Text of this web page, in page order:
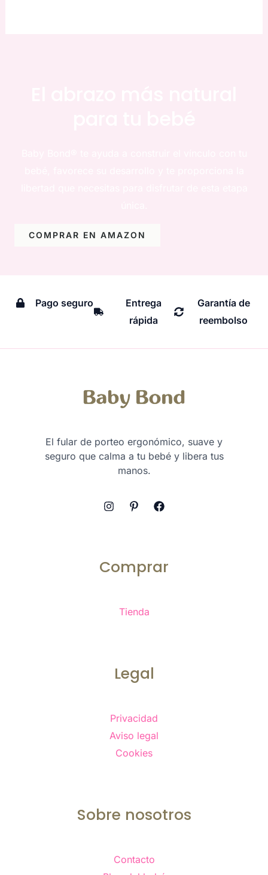
COMPRAR EN AMAZON
Pago seguro
Entrega
rápida
Garantía de
reembolso
El fular de porteo ergonómico, suave y
seguro que calma a tu bebé y libera tus
manos.
Comprar
Tienda
Legal
Privacidad
Aviso legal
Cookies
Sobre nosotros
Contacto